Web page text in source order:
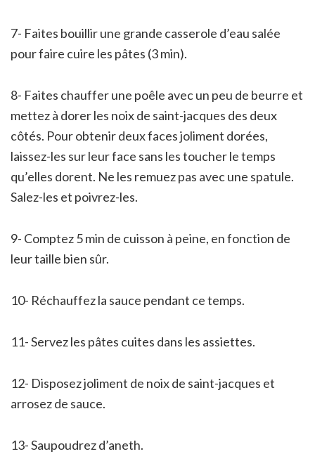
7- Faites bouillir une grande casserole d’eau salée
pour faire cuire les pâtes (3 min).
8- Faites chauffer une poêle avec un peu de beurre et
mettez à dorer les noix de saint-jacques des deux
côtés. Pour obtenir deux faces joliment dorées,
laissez-les sur leur face sans les toucher le temps
qu’elles dorent. Ne les remuez pas avec une spatule.
Salez-les et poivrez-les.
9- Comptez 5 min de cuisson à peine, en fonction de
leur taille bien sûr.
10- Réchauffez la sauce pendant ce temps.
11- Servez les pâtes cuites dans les assiettes.
12- Disposez joliment de noix de saint-jacques et
arrosez de sauce.
13- Saupoudrez d’aneth.